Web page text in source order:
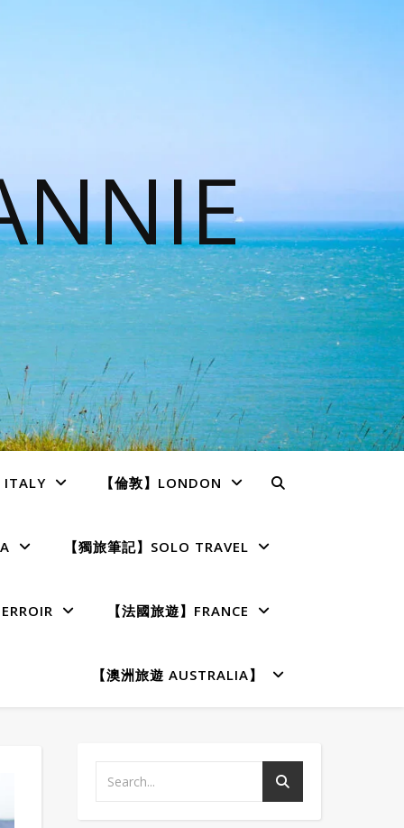
ITALY 【倫敦】LONDON
【獨旅筆記】SOLO TRAVEL
【法國旅遊】FRANCE
【澳洲旅遊 AUSTRALIA】